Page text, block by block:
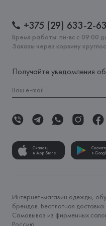
+375 (29) 633-2-
Время работы: пн-вс с 09:00
Заказы через корзину
Получайте уведомления
Скачать
в App Store
в
Интернет-магазин одежды,
брендов. Бесплатная
Самовывоз из фирменных
Россию.